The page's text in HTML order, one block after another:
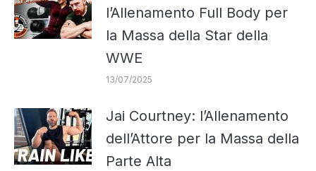
l’Allenamento Full Body per
la Massa della Star della
WWE
13/07/2025
Jai Courtney: l’Allenamento
dell’Attore per la Massa della
Parte Alta